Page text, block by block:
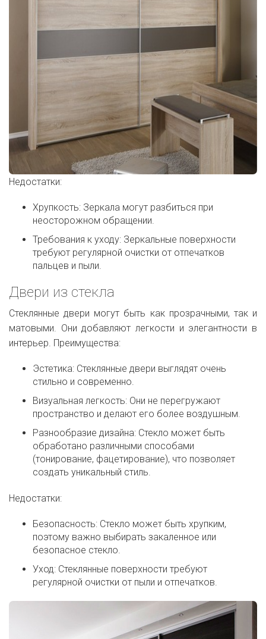
Недостатки:
Хрупкость: Зеркала могут разбиться при
неосторожном обращении.
Требования к уходу: Зеркальные поверхности
требуют регулярной очистки от отпечатков
пальцев и пыли.
Двери из стекла
Стеклянные двери могут быть как прозрачными, так и
матовыми. Они добавляют легкости и элегантности в
интерьер. Преимущества:
Эстетика: Стеклянные двери выглядят очень
стильно и современно.
Визуальная легкость: Они не перегружают
пространство и делают его более воздушным.
Разнообразие дизайна: Стекло может быть
обработано различными способами
(тонирование, фацетирование), что позволяет
создать уникальный стиль.
Недостатки:
Безопасность: Стекло может быть хрупким,
поэтому важно выбирать закаленное или
безопасное стекло.
Уход: Стеклянные поверхности требуют
регулярной очистки от пыли и отпечатков.